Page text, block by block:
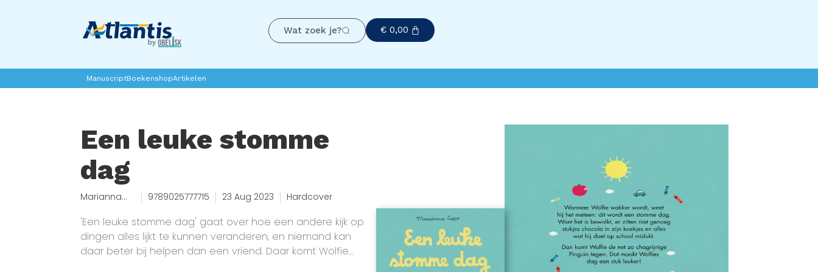
Wat zoek je? €0,00
ManuscriptBoekenshopArtikelen
Een leuke stomme
dag
Marianna
9789025777715 23 Aug 2023 Hardcover
'Een leuke stomme dag' gaat over hoe een andere kijk op
dingen alles lijkt te kunnen veranderen, en niemand kan
daar beter bij helpen dan een vriend. Daar komt Wolfie